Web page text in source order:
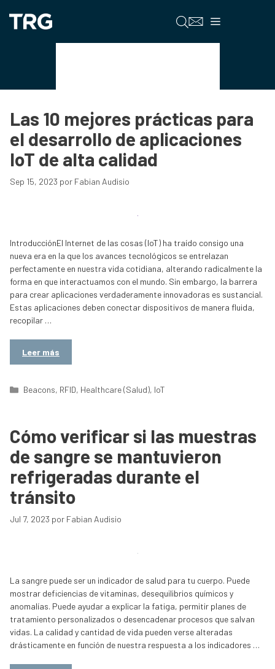
contenido
Menú
Las 10 mejores prácticas para
el desarrollo de aplicaciones
IoT de alta calidad
Sep 15, 2023 por Fabian Audisio
IntroducciónEl Internet de las cosas (IoT) ha traído consigo una
nueva era en la que los avances tecnológicos se entrelazan
perfectamente en nuestra vida cotidiana, alterando radicalmente la
forma en que interactuamos con el mundo. Sin embargo, la barrera
para crear aplicaciones verdaderamente innovadoras es sustancial.
Estas aplicaciones deben conectar dispositivos de manera fluida,
recopilar …
Leer más
Categorías
Beacons, RFID, Healthcare (Salud), IoT
Cómo verificar si las muestras
de sangre se mantuvieron
refrigeradas durante el
tránsito
Jul 7, 2023 por Fabian Audisio
La sangre puede ser un indicador de salud para tu cuerpo. Puede
mostrar deficiencias de vitaminas, desequilibrios químicos y
anomalías. Puede ayudar a explicar la fatiga, permitir planes de
tratamiento personalizados o desencadenar procesos que salvan
vidas. La calidad y cantidad de vida pueden verse alteradas
drásticamente en función de nuestra respuesta a los indicadores …